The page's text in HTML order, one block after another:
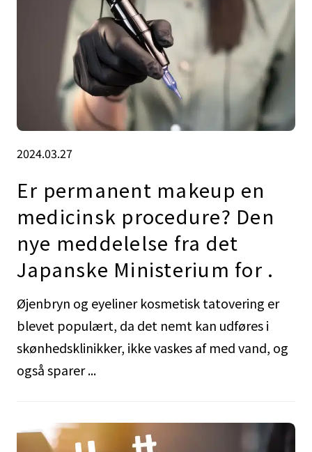
2024.03.27
Er permanent makeup en
medicinsk procedure? Den
nye meddelelse fra det
Japanske Ministerium for .
Øjenbryn og eyeliner kosmetisk tatovering er
blevet populært, da det nemt kan udføres i
skønhedsklinikker, ikke vaskes af med vand, og
også sparer ...